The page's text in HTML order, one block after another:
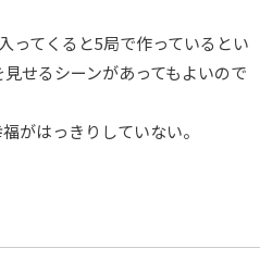
ってくると5局で作っているとい
せるシーンがあってもよいので
がはっきりしていない。